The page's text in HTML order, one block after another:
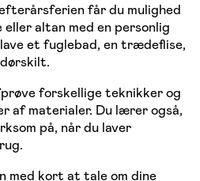
får du mulighed
altan med en personlig
et fuglebad, en trædeflise,
forskellige teknikker og
af materialer. Du lærer også,
på, når du laver
med kort at tale om dine